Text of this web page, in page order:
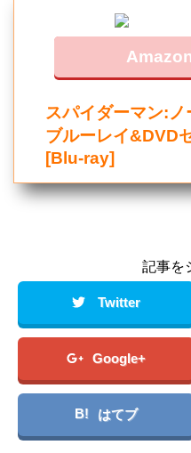
スパイダーマン:
ブルーレイ&DVD
[Blu-ray]
記事を
Twitter
Google+
B! はてブ